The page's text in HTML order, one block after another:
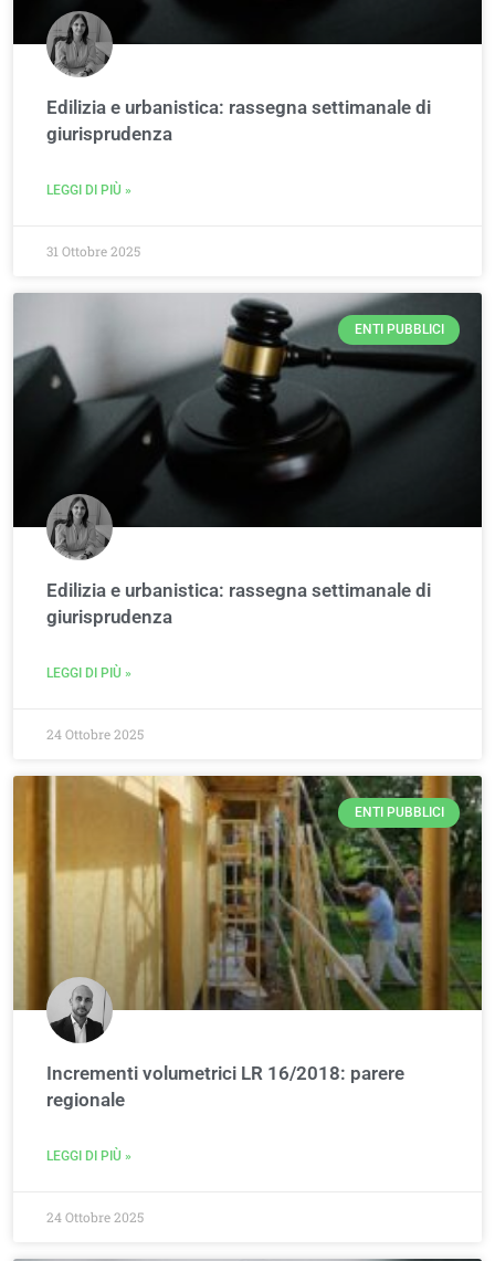
Edilizia e urbanistica: rassegna settimanale di
giurisprudenza
LEGGI DI PIÙ »
31 Ottobre 2025
ENTI PUBBLICI
Edilizia e urbanistica: rassegna settimanale di
giurisprudenza
LEGGI DI PIÙ »
24 Ottobre 2025
ENTI PUBBLICI
Incrementi volumetrici LR 16/2018: parere
regionale
LEGGI DI PIÙ »
24 Ottobre 2025